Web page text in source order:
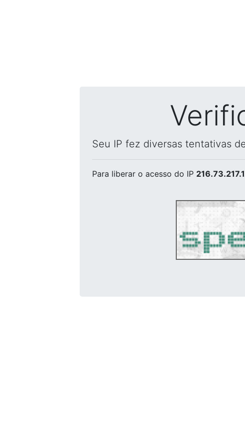
Seu IP fez diversas tentativas
Para liberar o acesso do IP